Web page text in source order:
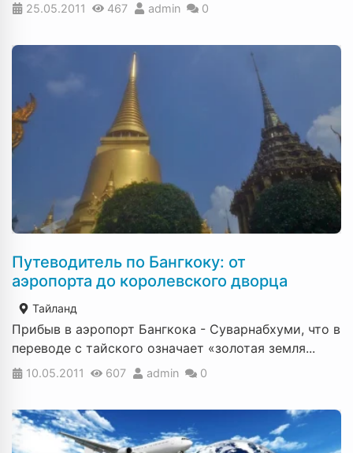
25.05.2011 467 admin 0
Путеводитель по Бангкоку: от
аэропорта до королевского дворца
Тайланд
Прибыв в аэропорт Бангкока - Суварнабхуми, что в
переводе с тайского означает «золотая земля...
10.05.2011 607 admin 0